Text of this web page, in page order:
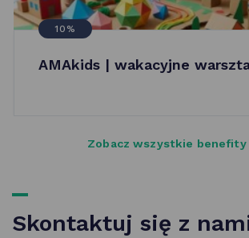
10%
AMAkids | wakacyjne
Zobacz wszystkie benefity
Skontaktuj się z